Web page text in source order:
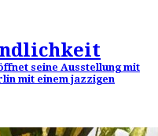
seine Ausstellung mit
mit einem jazzigen